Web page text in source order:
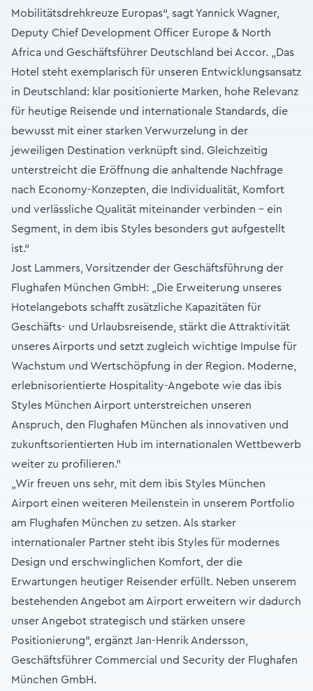
Mobilitätsdrehkreuze Europas“, sagt Yannick Wagner,
Deputy Chief Development Officer Europe & North
Africa und Geschäftsführer Deutschland bei Accor. „Das
Hotel steht exemplarisch für unseren Entwicklungsansatz
in Deutschland: klar positionierte Marken, hohe Relevanz
für heutige Reisende und internationale Standards, die
bewusst mit einer starken Verwurzelung in der
jeweiligen Destination verknüpft sind. Gleichzeitig
unterstreicht die Eröffnung die anhaltende Nachfrage
nach Economy-Konzepten, die Individualität, Komfort
und verlässliche Qualität miteinander verbinden – ein
Segment, in dem ibis Styles besonders gut aufgestellt
ist.“
Jost Lammers, Vorsitzender der Geschäftsführung der
Flughafen München GmbH: „Die Erweiterung unseres
Hotelangebots schafft zusätzliche Kapazitäten für
Geschäfts- und Urlaubsreisende, stärkt die Attraktivität
unseres Airports und setzt zugleich wichtige Impulse für
Wachstum und Wertschöpfung in der Region. Moderne,
erlebnisorientierte Hospitality-Angebote wie das ibis
Styles München Airport unterstreichen unseren
Anspruch, den Flughafen München als innovativen und
zukunftsorientierten Hub im internationalen Wettbewerb
weiter zu profilieren."
„Wir freuen uns sehr, mit dem ibis Styles München
Airport einen weiteren Meilenstein in unserem Portfolio
am Flughafen München zu setzen. Als starker
internationaler Partner steht ibis Styles für modernes
Design und erschwinglichen Komfort, der die
Erwartungen heutiger Reisender erfüllt. Neben unserem
bestehenden Angebot am Airport erweitern wir dadurch
unser Angebot strategisch und stärken unsere
Positionierung”, ergänzt Jan-Henrik Andersson,
Geschäftsführer Commercial und Security der Flughafen
München GmbH.